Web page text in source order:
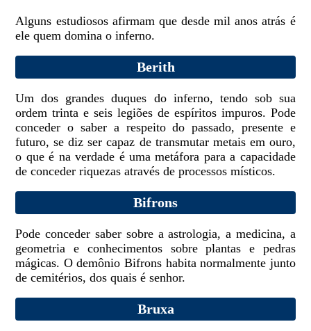
Alguns estudiosos afirmam que desde mil anos atrás é
ele quem domina o inferno.
Berith
Um dos grandes duques do inferno, tendo sob sua
ordem trinta e seis legiões de espíritos impuros. Pode
conceder o saber a respeito do passado, presente e
futuro, se diz ser capaz de transmutar metais em ouro,
o que é na verdade é uma metáfora para a capacidade
de conceder riquezas através de processos místicos.
Bifrons
Pode conceder saber sobre a astrologia, a medicina, a
geometria e conhecimentos sobre plantas e pedras
mágicas. O demônio Bifrons habita normalmente junto
de cemitérios, dos quais é senhor.
Bruxa